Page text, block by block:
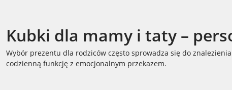
Kubki dla mamy i taty –
Wybór prezentu dla rodziców często sprowadza się do
codzienną funkcję z emocjonalnym przekazem.